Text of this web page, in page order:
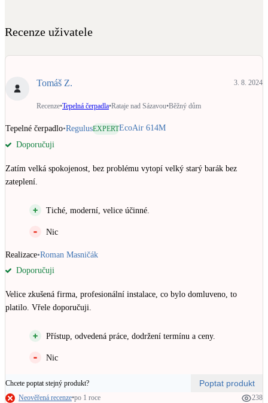
Klimatizace
Hlavní zdroje vytápění
Pouze velké BESS
Recenze uživatele
Tomáš Z. 3. 8. 2024
Recenze•Tepelná čerpadla•Rataje nad Sázavou•Běžný dům
Tepelné čerpadlo•RegulusEXPERTEcoAir 614M
Doporučuji
Zatím velká spokojenost, bez problému vytopí velký starý barák bez
zateplení.
Tiché, moderní, velice účinné.
Nic
Realizace•Roman Masničák
Doporučuji
Velice zkušená firma, profesionální instalace, co bylo domluveno, to
platilo. Vřele doporučuji.
Přístup, odvedená práce, dodržení termínu a ceny.
Nic
Chcete poptat stejný produkt? Poptat produkt
Neověřená recenze•po 1 roce 238